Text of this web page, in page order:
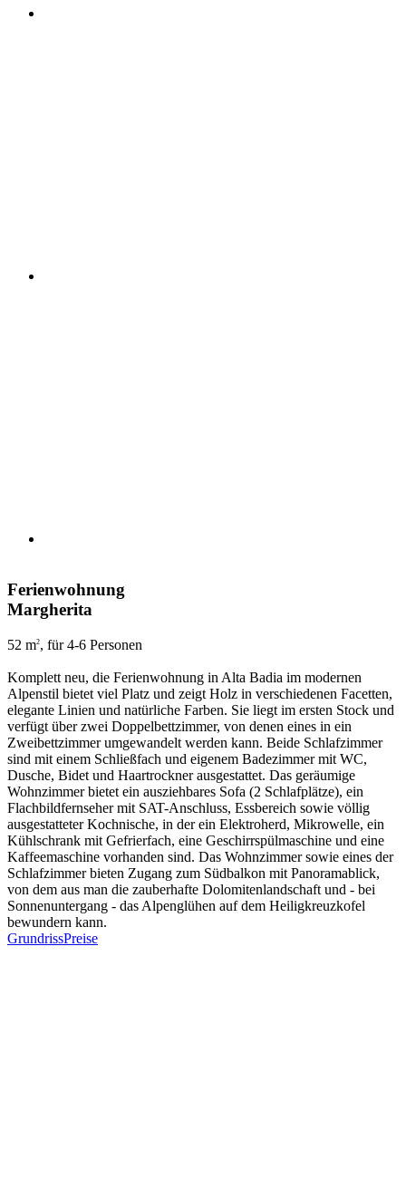
Ferienwohnung
Margherita
52 m2, für 4-6 Personen
Komplett neu, die Ferienwohnung in Alta Badia im modernen
Alpenstil bietet viel Platz und zeigt Holz in verschiedenen Facetten,
elegante Linien und natürliche Farben. Sie liegt im ersten Stock und
verfügt über zwei Doppelbettzimmer, von denen eines in ein
Zweibettzimmer umgewandelt werden kann. Beide Schlafzimmer
sind mit einem Schließfach und eigenem Badezimmer mit WC,
Dusche, Bidet und Haartrockner ausgestattet. Das geräumige
Wohnzimmer bietet ein ausziehbares Sofa (2 Schlafplätze), ein
Flachbildfernseher mit SAT-Anschluss, Essbereich sowie völlig
ausgestatteter Kochnische, in der ein Elektroherd, Mikrowelle, ein
Kühlschrank mit Gefrierfach, eine Geschirrspülmaschine und eine
Kaffeemaschine vorhanden sind. Das Wohnzimmer sowie eines der
Schlafzimmer bieten Zugang zum Südbalkon mit Panoramablick,
von dem aus man die zauberhafte Dolomitenlandschaft und - bei
Sonnenuntergang - das Alpenglühen auf dem Heiligkreuzkofel
bewundern kann.
GrundrissPreise